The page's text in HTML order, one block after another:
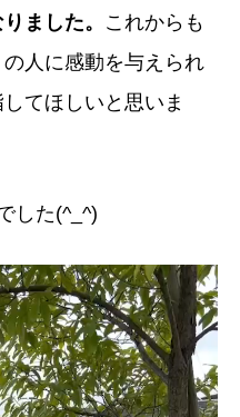
ました。 これからも
人に感動を与えられ
てほしいと思いま
した(^_^)